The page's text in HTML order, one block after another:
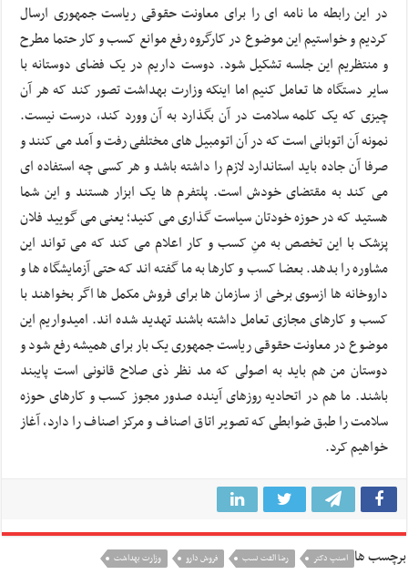
در این رابطه ما نامه ای را برای معاونت حقوقی ریاست جمهوری ارسال
کردیم و خواستیم این موضوع در کارگروه رفع موانع کسب و کار حتما مطرح
و منتظریم این جلسه تشکیل شود. دوست داریم در یک فضای دوستانه با
سایر دستگاه ها تعامل کنیم اما اینکه وزارت بهداشت تصور کند که هر آن
چیزی که یک کلمه سلامت در آن بگذارد به آن وورد کند، درست نیست.
نمونه آن اتوبانی است که در آن اتومبیل های مختلفی رفت و آمد می کنند و
صرفا آن جاده باید استاندارد لازم را داشته باشد و هر کسی چه استفاده ای
می کند به مقتضای خودش است. پلتفرم ها یک ابزار هستند و این شما
هستید که در حوزه خودتان سیاست گذاری می کنید؛ یعنی می گویید فلان
پزشک با این تخصص به منِ کسب و کار اعلام می کند که می تواند این
مشاوره را بدهد. بعضا کسب و کارها به ما گفته اند که حتی آزمایشگاه ها و
داروخانه ها ازسوی برخی از سازمان ها برای فروش مکمل ها اگر بخواهند با
کسب و کارهای مجازی تعامل داشته باشند تهدید شده اند. امیدواریم این
موضوع در معاونت حقوقی ریاست جمهوری یک بار برای همیشه رفع شود و
دوستان من هم باید به اصولی که مد نظر ذی صلاح قانونی است پایبند
باشند. ما هم در اتحادیه روزهای آینده صدور مجوز کسب و کارهای حوزه
سلامت را طبق ضوابطی که تصویر اتاق اصناف و مرکز اصناف را دارد، آغاز
خواهیم کرد.
برچسب ها اسنپ دکتر رضا الفت نسب فروش دارو وزارت بهداشت